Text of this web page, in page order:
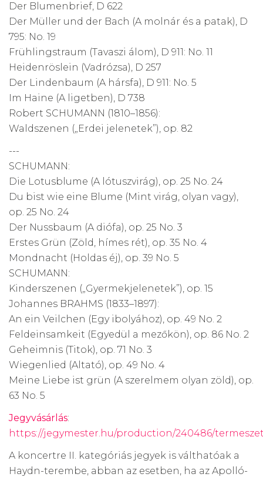
Der Blumenbrief, D 622
Der Müller und der Bach (A molnár és a patak), D
795: No. 19
Frühlingstraum (Tavaszi álom), D 911: No. 11
Heidenröslein (Vadrózsa), D 257
Der Lindenbaum (A hársfa), D 911: No. 5
Im Haine (A ligetben), D 738
Robert SCHUMANN (1810–1856):
Waldszenen („Erdei jelenetek”), op. 82
---
SCHUMANN:
Die Lotusblume (A lótuszvirág), op. 25 No. 24
Du bist wie eine Blume (Mint virág, olyan vagy),
op. 25 No. 24
Der Nussbaum (A diófa), op. 25 No. 3
Erstes Grün (Zöld, hímes rét), op. 35 No. 4
Mondnacht (Holdas éj), op. 39 No. 5
SCHUMANN:
Kinderszenen („Gyermekjelenetek”), op. 15
Johannes BRAHMS (1833–1897):
An ein Veilchen (Egy ibolyához), op. 49 No. 2
Feldeinsamkeit (Egyedül a mezőkön), op. 86 No. 2
Geheimnis (Titok), op. 71 No. 3
Wiegenlied (Altató), op. 49 No. 4
Meine Liebe ist grün (A szerelmem olyan zöld), op.
63 No. 5
Jegyvásárlás:
https://jegymester.hu/production/240486/
A koncertre II. kategóriás jegyek is válthatóak a
Haydn-terembe, abban az esetben, ha az Apolló-